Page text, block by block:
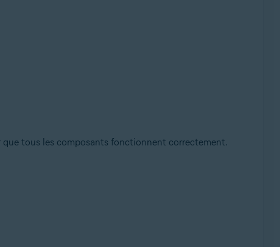
tous les composants fonctionnent correctement.